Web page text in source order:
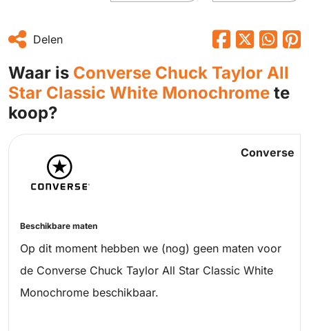
Delen
Waar is Converse Chuck Taylor All
Star Classic White Monochrome te
koop?
Converse
Beschikbare maten
Op dit moment hebben we (nog) geen maten voor
de Converse Chuck Taylor All Star Classic White
Monochrome beschikbaar.